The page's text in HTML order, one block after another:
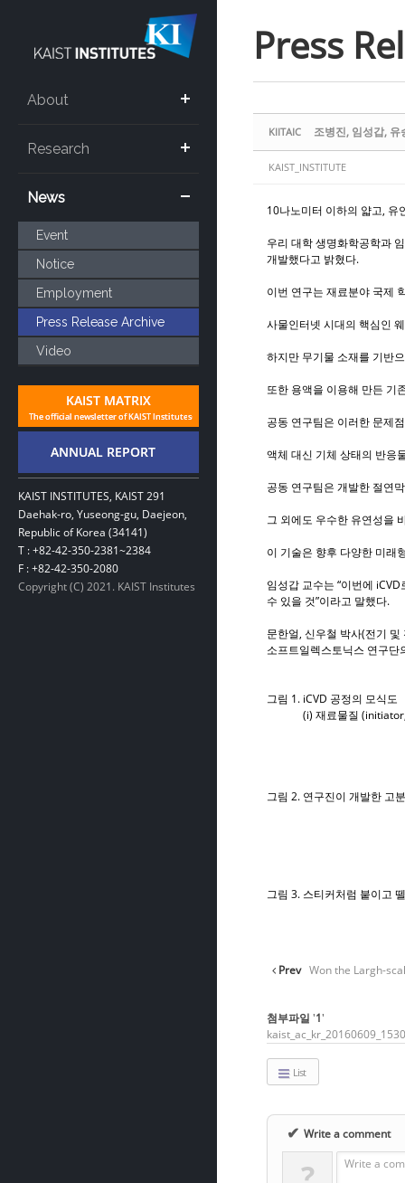
About
Research
News
Event
Notice
Employment
Press Release Archive
Video
KAIST INSTITUTES, KAIST 291
Daehak-ro, Yuseong-gu, Daejeon,
Republic of Korea (34141)
T : +82-42-350-2381~2384
F : +82-42-350-2080
Copyright (C) 2021. KAIST Institutes
Press
KIITAIC 조병진, 임성갑,
KAIST_INSTITUTE
10나노미터 이하의 얇고, 유
우리 대학 생명화학공학과
개발했다고 밝혔다.
이번 연구는 재료분야 국제
사물인터넷 시대의 핵심인
하지만 무기물 소재를 기반
또한 용액을 이용해 만든 기
공동 연구팀은 이러한 문제
액체 대신 기체 상태의 반응
공동 연구팀은 개발한 절연
그 외에도 우수한 유연성을
이 기술은 향후 다양한 미래
임성갑 교수는 “이번에
수 있을 것”이라고 말했다.
문한얼, 신우철 박사(전기
소프트일렉스토닉스 연구단
그림 1. iCVD 공정의 모식도
(i) 재료물질
그림 2. 연구진이 개발한 고
그림 3. 스티커처럼 붙이고
Prev Won the Largh-
첨부파일 '1'
List
✔ Write a comment
Write a